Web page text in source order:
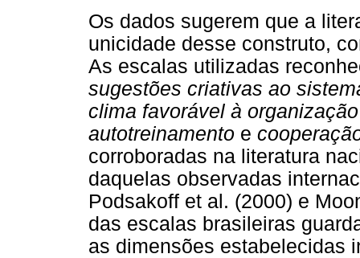
Os dados sugerem que a
unicidade desse construto,
As escalas utilizadas
sugestões criativas ao
clima favorável à
autotreinamento e
corroboradas na literatura
daquelas observadas
Podsakoff et al. (2000) e
das escalas brasileiras
as dimensões estabelecidas